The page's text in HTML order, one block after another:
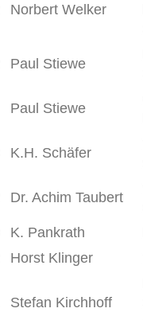
Norbert Welker
Paul Stiewe
Paul Stiewe
K.H. Schäfer
Dr. Achim Taubert
K. Pankrath
Horst Klinger
Stefan Kirchhoff